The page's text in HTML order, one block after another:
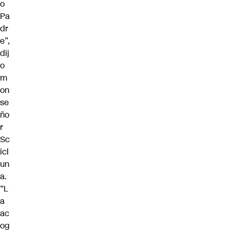
o
Pa
dr
e”,
dij
o
m
on
se
ño
r
Sc
icl
un
a.
“L
a
ac
og